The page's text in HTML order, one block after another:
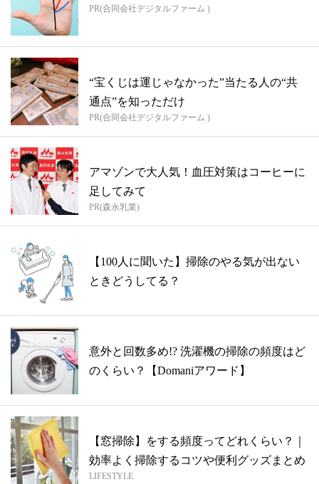
PR(合同会社デジタルファーム )
“宝くじは運じゃなかった”当たる人の“共
通点”を知っただけ
PR(合同会社デジタルファーム )
アマゾンで大人気！血圧対策はコーヒーに
足してみて
PR(森永乳業)
【100人に聞いた】掃除のやる気が出ない
ときどうしてる？
意外と回数多め!? 洗濯機の掃除の頻度はど
のくらい？【Domaniアワード】
【窓掃除】をする頻度ってどれくらい？｜
効率よく掃除するコツや便利グッズまとめ
LIFESTYLE